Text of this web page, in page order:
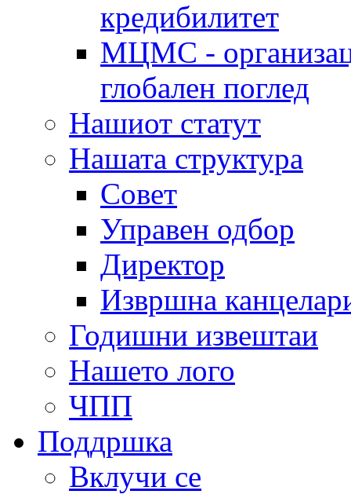
кредибилитет
МЦМС -
глобален поглед
Нашиот статут
Нашата структура
Совет
Управен одбор
Директор
Извршна
Годишни извештаи
Нашето лого
ЧПП
Поддршка
Вклучи се